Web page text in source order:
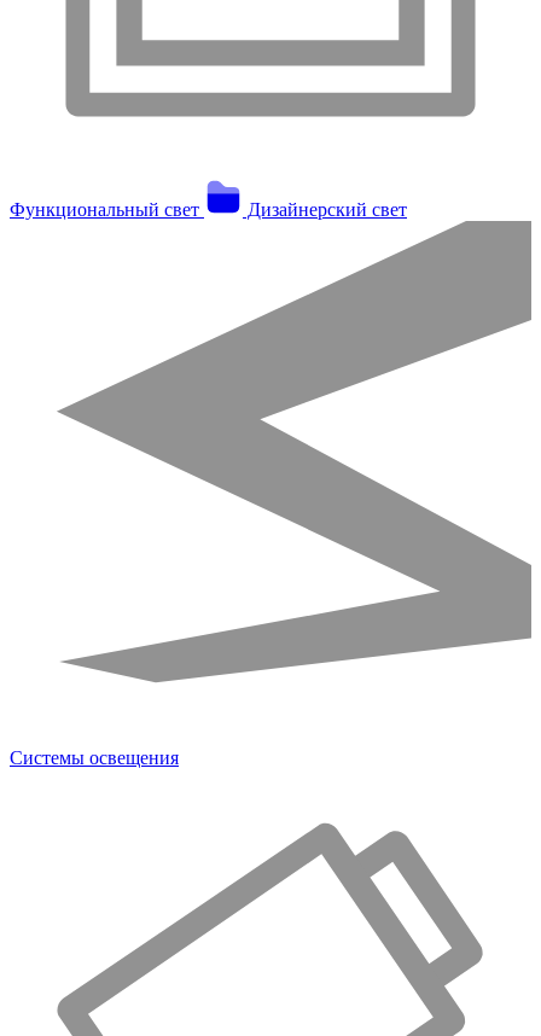
Функциональный свет Дизайнерский свет
Системы освещения